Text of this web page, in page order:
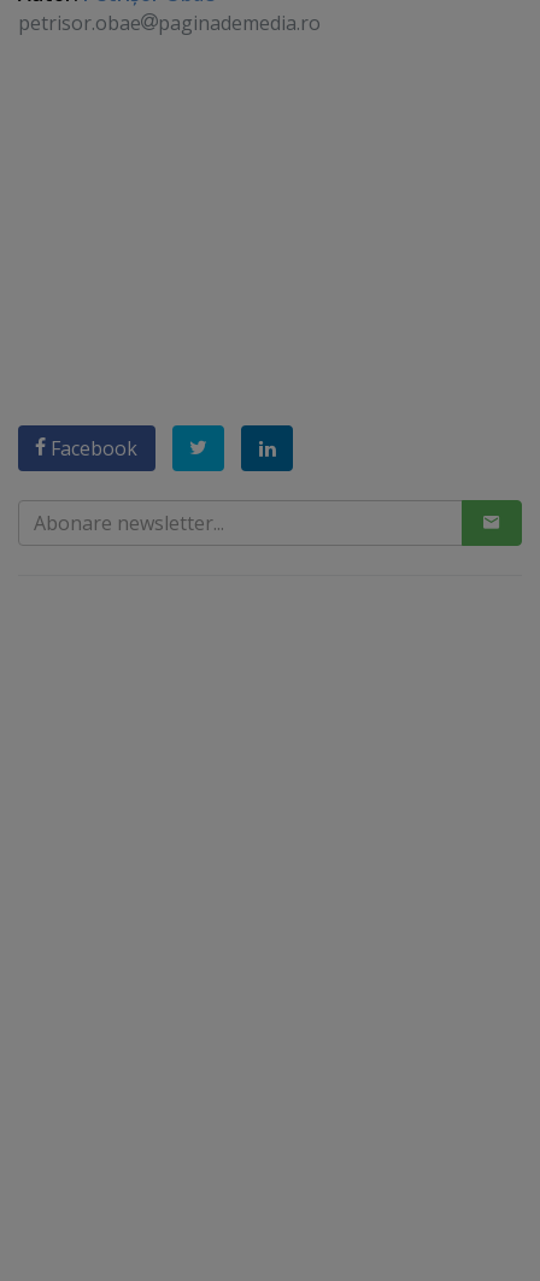
petrisor.obae
paginademedia.ro
Facebook